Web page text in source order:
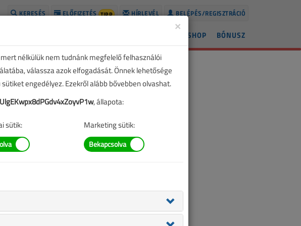
BELÉPÉS/REGISZTRÁCIÓ
HÍRLEVÉL
ELŐFIZETÉS TIPP
KERESÉS
BÓNUSZ
SHOP
×
nélkülük nem tudnánk megfelelő felhasználói
válassza azok elfogadását. Önnek lehetősége
engedélyez. Ezekről alább bővebben olvashat.
, állapota:
sütik: Marketing sütik: